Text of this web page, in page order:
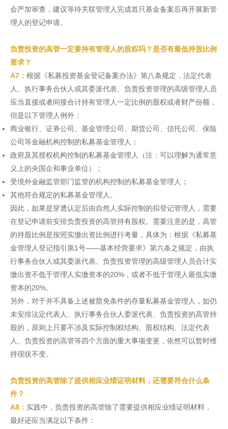
会严加审查，建议等待关联管理人完成首只基金备案后再开展新管
理人的登记申请。
负责投资的高管一定要持有管理人的股权吗？是否有最低持股比例
要求？
A7： 根据《私募投资基金登记备案办法》第八条规定，法定代表
人、执行事务合伙人或其委派代表、负责投资管理的高级管理人员
应当直接或者间接合计持有管理人一定比例的股权或者财产份额，
但是以下管理人例外：
商业银行、证券公司、基金管理公司、期货公司、信托公司、保险
公司等金融机构控制的私募基金管理人；
政府及其授权机构控制的私募基金管理人（注：可以理解为通常意
义上的央国企和事业单位）；
受境外金融监管部门监管的机构控制的私募基金管理人；
其他符合规定的私募基金管理人。
因此，如果是穿透认定后由自然人实际控制的拟登记管理人，需要
在登记申请前安排负责投资的高管持有股权。需要注意的是，高管
的持股比例是按照实缴出资比例进行考量，具体为：根据《私募基
金管理人登记指引第1号——基本经营要求》第六条之规定，由执
行事务合伙人或其委派代表、负责投资管理的高级管理人员合计实
缴出资不低于管理人实缴资本的20%，或者不低于管理人最低实缴
资本的20%。
另外，对于并不具备上述被豁免条件的存量私募基金管理人，如仍
未安排法定代表人、执行事务合伙人委派代表、负责投资的高管持
股的，原则上只要不涉及实际控制权结构、股权结构、法定代表
人、负责投资的高管等四个方面的重大事项变更，依然可以暂时维
持现状不变。
负责投资的高管除了提供相应业绩证明材料，还需要符合什么条
件？
A8： 实践中，负责投资的高管除了需要提供相应业绩证明材料，
最好还应当满足以下条件：